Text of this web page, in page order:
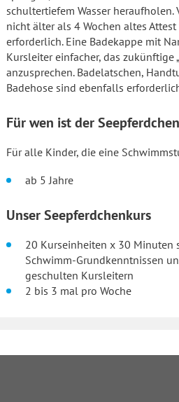
schultertiefem Wasser heraufholen.
nicht älter als 4 Wochen altes
erforderlich. Eine Badekappe mit
Kursleiter einfacher, das zukünftige
anzusprechen. Badelatschen,
Badehose sind ebenfalls
Für wen ist der
Für alle Kinder, die eine
ab 5 Jahre
Unser Seepferdchenkurs
20 Kurseinheiten x 30 Minuten
Schwimm-Grundkenntnissen
geschulten Kursleitern
2 bis 3 mal pro Woche